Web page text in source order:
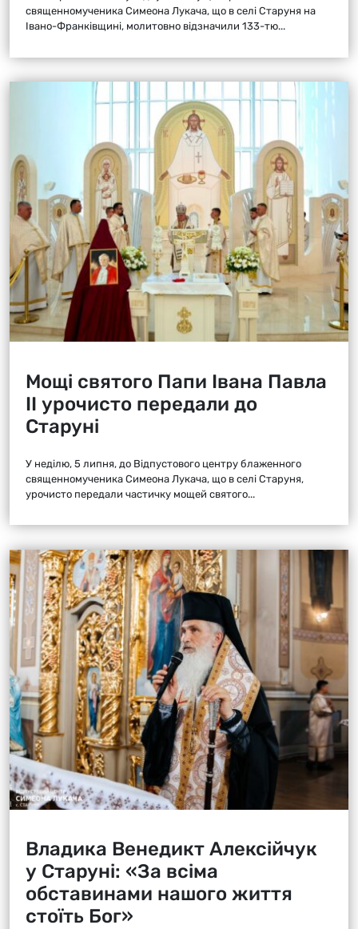
священномученика Симеона Лукача, що в селі Старуня на
Івано-Франківщині, молитовно відзначили 133-тю...
Мощі святого Папи Івана Павла
ІІ урочисто передали до
Старуні
У неділю, 5 липня, до Відпустового центру блаженного
священномученика Симеона Лукача, що в селі Старуня,
урочисто передали частичку мощей святого...
Владика Венедикт Алексійчук
у Старуні: «За всіма
обставинами нашого життя
стоїть Бог»